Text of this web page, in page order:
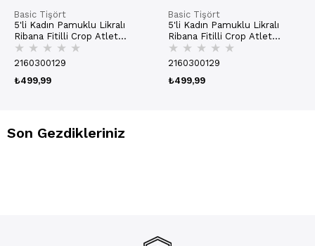
Basic Tişört
5'li Kadın Pamuklu Likralı
Ribana Fitilli Crop Atlet
Tişört | 27120
★ ★ ★ ★ ★
2160300129
₺499,99
Basic Tişört
5'li Kadın Pamuklu Likralı
Ribana Fitilli Crop Atlet
Tişört | 27120
★ ★ ★ ★ ★
2160300129
₺499,99
Son Gezdikleriniz